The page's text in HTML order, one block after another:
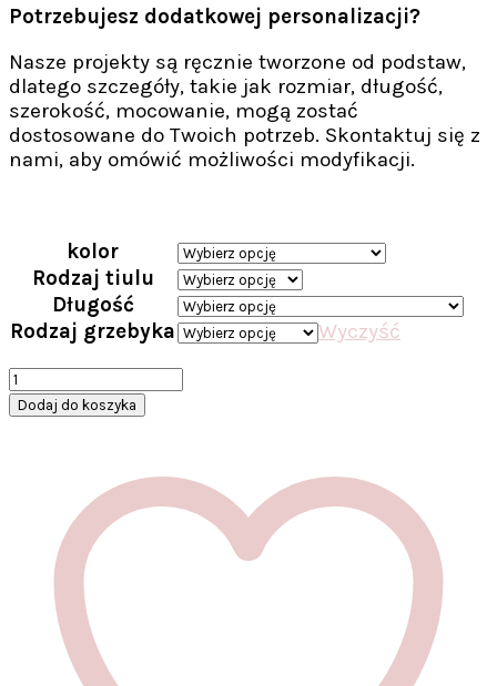
Potrzebujesz dodatkowej personalizacji?
Nasze projekty są ręcznie tworzone od podstaw,
dlatego szczegóły, takie jak rozmiar, długość,
szerokość, mocowanie, mogą zostać
dostosowane do Twoich potrzeb. Skontaktuj się z
nami, aby omówić możliwości modyfikacji.
kolor
Rodzaj tiulu
Długość
Rodzaj grzebyka
Wyczyść
ilość
Dwuwarstwowy
perełkami
Elvaria
Dodaj do koszyka